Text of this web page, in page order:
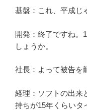
基盤：これ、平成じ
開発：終了ですね。
しょうか。
社長：よって被告を
経理：ソフトの出来
持ちが15年くらいタ